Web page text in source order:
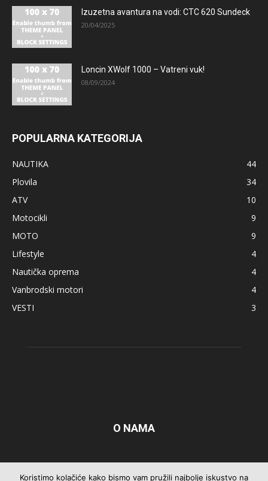
Izuzetna avantura na vodi: CTC 620 Sundeck
20/04/2025
Loncin XWolf 1000 – Vatreni vuk!
08/09/2024
POPULARNA KATEGORIJA
NAUTIKA
44
Plovila
34
ATV
10
Motocikli
9
MOTO
9
Lifestyle
4
Nautička oprema
4
Vanbrodski motori
4
VESTI
3
O NAMA
Pratite nas
Koristimo kolačiće kako bismo vam pružili najbolje iskustvo na